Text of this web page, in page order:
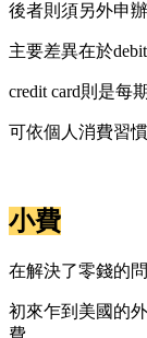
後者則須另外申
主要差異在於
credit card則是每
可依個人消費習
小費
在解決了零錢的
初來乍到美國的